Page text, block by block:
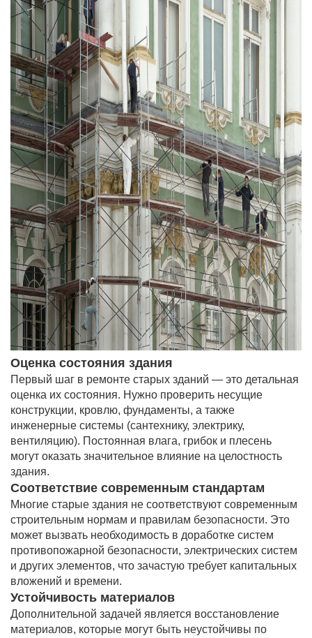
Оценка состояния здания
Первый шаг в ремонте старых зданий — это детальная
оценка их состояния. Нужно проверить несущие
конструкции, кровлю, фундаменты, а также
инженерные системы (сантехнику, электрику,
вентиляцию). Постоянная влага, грибок и плесень
могут оказать значительное влияние на целостность
здания.
Соответствие современным стандартам
Многие старые здания не соответствуют современным
строительным нормам и правилам безопасности. Это
может вызвать необходимость в доработке систем
противопожарной безопасности, электрических систем
и других элементов, что зачастую требует капитальных
вложений и времени.
Устойчивость материалов
Дополнительной задачей является восстановление
материалов, которые могут быть неустойчивы по